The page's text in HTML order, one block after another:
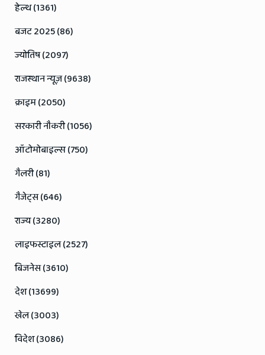
हेल्थ (1361)
बजट 2025 (86)
ज्योतिष (2097)
राजस्थान न्यूज़ (9638)
क्राइम (2050)
सरकारी नौकरी (1056)
ऑटोमोबाइल्स (750)
गैलरी (81)
गैजेट्स (646)
राज्य (3280)
लाइफस्टाइल (2527)
बिजनेस (3610)
देश (13699)
खेल (3003)
विदेश (3086)